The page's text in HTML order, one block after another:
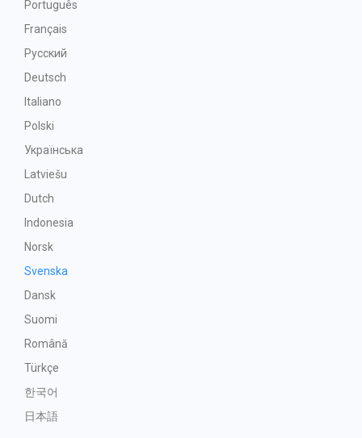
Português
Français
Русский
Deutsch
Italiano
Polski
Українська
Latviešu
Dutch
Indonesia
Norsk
Svenska
Dansk
Suomi
Română
Türkçe
한국어
日本語